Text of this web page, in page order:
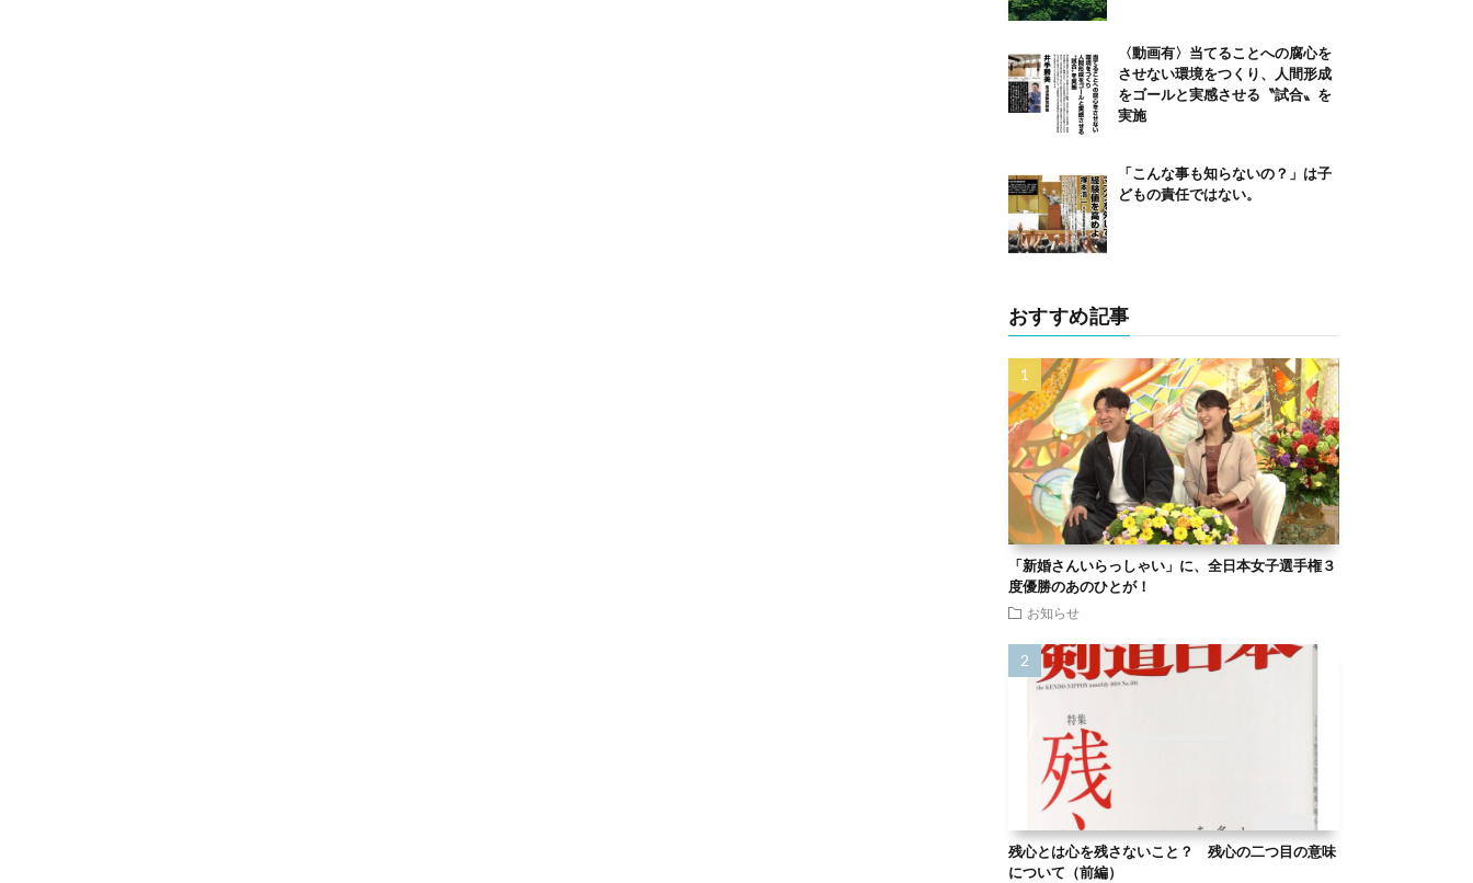
〈動画有〉当てることへの腐心を
させない環境をつくり、人間形成
をゴールと実感させる〝試合〟を
実施
「こんな事も知らないの？」は子
どもの責任ではない。
おすすめ記事
「新婚さんいらっしゃい」に、全日本女子選手権３
度優勝のあのひとが！
お知らせ
残心とは心を残さないこと？ 残心の二つ目の意味
について（前編）